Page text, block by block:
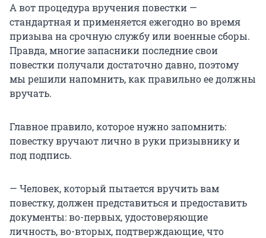
А вот процедура вручения повестки —
стандартная и применяется ежегодно во время
призыва на срочную службу или военные сборы.
Правда, многие запасники последние свои
повестки получали достаточно давно, поэтому
мы решили напомнить, как правильно ее должны
вручать.
Главное правило, которое нужно запомнить:
повестку вручают лично в руки призывнику и
под подпись.
— Человек, который пытается вручить вам
повестку, должен представиться и предоставить
документы: во-первых, удостоверяющие
личность, во-вторых, подтверждающие, что